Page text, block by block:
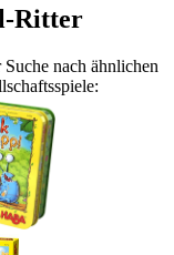
Ritter
nach ähnlichen